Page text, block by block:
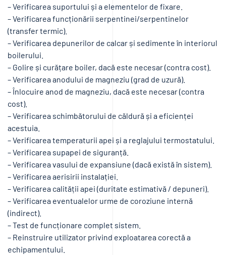
– Verificarea suportului și a elementelor de fixare.
– Verificarea funcționării serpentinei/serpentinelor
(transfer termic).
– Verificarea depunerilor de calcar și sedimente în interiorul
boilerului.
– Golire și curățare boiler, dacă este necesar (contra cost).
– Verificarea anodului de magneziu (grad de uzură).
– Înlocuire anod de magneziu, dacă este necesar (contra
cost).
– Verificarea schimbătorului de căldură și a eficienței
acestuia.
– Verificarea temperaturii apei și a reglajului termostatului.
– Verificarea supapei de siguranță.
– Verificarea vasului de expansiune (dacă există în sistem).
– Verificarea aerisirii instalației.
– Verificarea calității apei (duritate estimativă / depuneri).
– Verificarea eventualelor urme de coroziune internă
(indirect).
– Test de funcționare complet sistem.
– Reinstruire utilizator privind exploatarea corectă a
echipamentului.